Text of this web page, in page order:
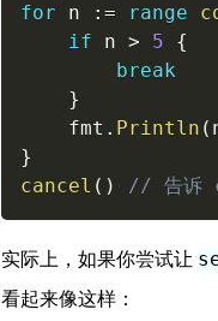
for n := range
if n > 5
{
break
}
	fmt
. Println (
}
cancel ( ) // 告诉
实际上，如果你尝试让
看起来像这样：